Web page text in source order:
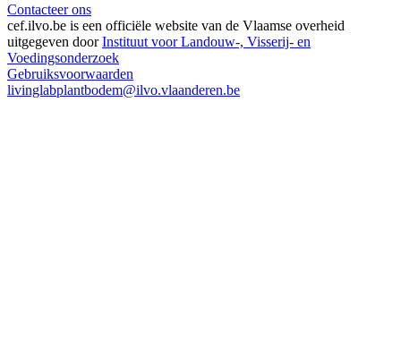
Contacteer ons
cef.ilvo.be is een officiële website van de Vlaamse overheid
uitgegeven doorInstituut voor Landouw-, Visserij- en
Voedingsonderzoek
Gebruiksvoorwaarden
livinglabplantbodem@ilvo.vlaanderen.be